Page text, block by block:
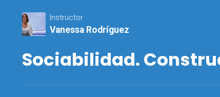
Instructor
Vanessa Rodríguez
Sociabilidad.